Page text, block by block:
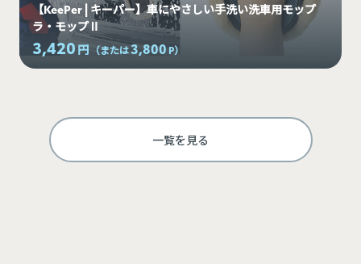
【KeePer | キーパー】車にやさしい手洗い洗車用モップ
ラ・モップⅡ
3,420 円 （または3,800P）
一覧を見る